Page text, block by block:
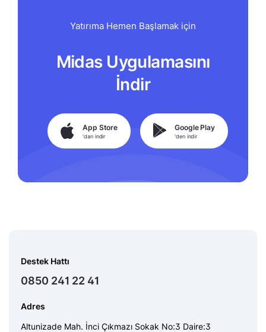
Yatırıma Hemen Başlamak için
Midas Uygulamasını
İndir
App Store
'dan indir
Google Play
'den indir
Destek Hattı
0850 241 22 41
Adres
Altunizade Mah. İnci Çıkmazı Sokak No:3 Daire:3